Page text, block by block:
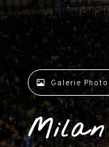
Galerie